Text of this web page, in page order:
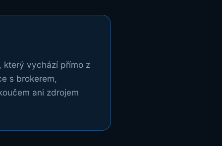
který vychází přímo z
s brokerem,
ani zdrojem